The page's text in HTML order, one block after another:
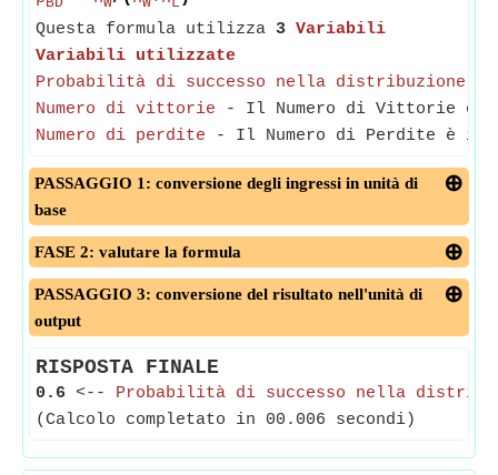
BD W W L
Questa formula utilizza 3 Variabili
Variabili utilizzate
Probabilità di successo nella distribuzione
Numero di vittorie - Il Numero di Vittorie è
Numero di perdite - Il Numero di Perdite è il
PASSAGGIO 1: conversione degli ingressi in unità di
base
FASE 2: valutare la formula
PASSAGGIO 3: conversione del risultato nell'unità di
output
RISPOSTA FINALE
0.6 <-- Probabilità di successo nella
(Calcolo completato in 00.006 secondi)